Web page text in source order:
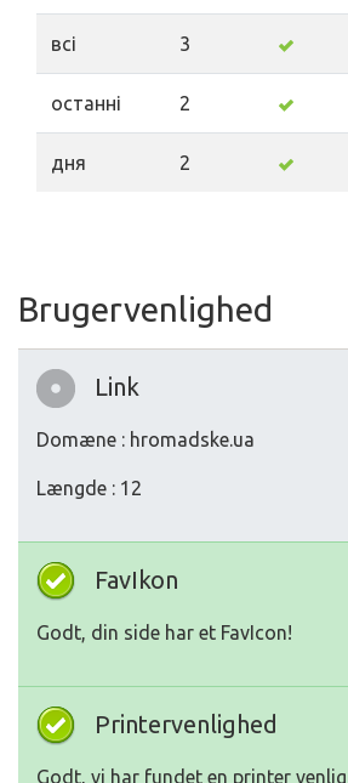
всі 3
останні 2
дня 2
Brugervenlighed
Link
Domæne : hromadske.ua
Længde : 12
FavIkon
Godt, din side har et FavIcon!
Printervenlighed
Godt, vi har fundet en printer venlig